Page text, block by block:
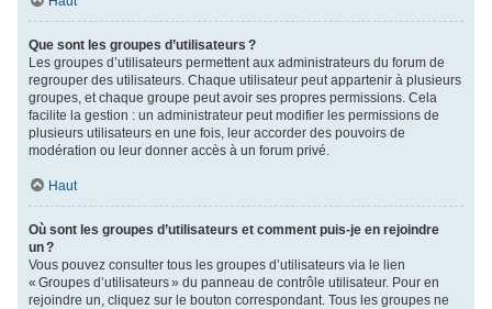
Que sont les groupes d’utilisateurs ?
Les groupes d’utilisateurs permettent aux administrateurs du forum de
regrouper des utilisateurs. Chaque utilisateur peut appartenir à plusieurs
groupes, et chaque groupe peut avoir ses propres permissions. Cela
facilite la gestion : un administrateur peut modifier les permissions de
plusieurs utilisateurs en une fois, leur accorder des pouvoirs de
modération ou leur donner accès à un forum privé.
Haut
Où sont les groupes d’utilisateurs et comment puis-je en rejoindre
un ?
Vous pouvez consulter tous les groupes d’utilisateurs via le lien
« Groupes d’utilisateurs » du panneau de contrôle utilisateur. Pour en
rejoindre un, cliquez sur le bouton correspondant. Tous les groupes ne